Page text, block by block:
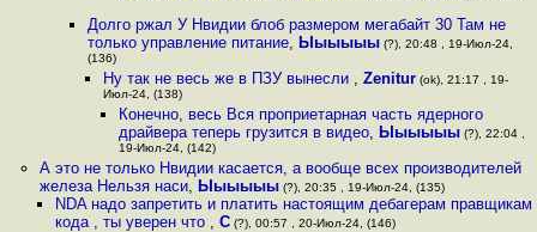
Долго ржал У Нвидии блоб размером мегабайт 30 Там не
только управление питание, Ыыыыыы(?), 20:48 , 19-Июл-24,
(136)
Ну так не весь же в ПЗУ вынесли , Zenitur(ok), 21:17 , 19-
Июл-24, (138)
Конечно, весь Вся проприетарная часть ядерного
драйвера теперь грузится в видео, Ыыыыыы (?), 22:04 ,
19-Июл-24, (142)
А это не только Нвидии касается, а вообще всех производителей
железа Нельзя наси, Ыыыыыы(?), 20:35 , 19-Июл-24, (135)
NDA надо запретить и платить настоящим дебагерам правщикам
кода , ты уверен что , С(?), 00:57 , 20-Июл-24, (146)